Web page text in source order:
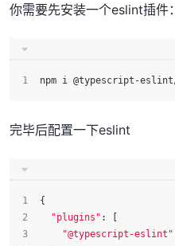
你需要先安装一个eslint插件：
npm i @typescript-
完毕后配置一下eslint
{
"plugins" : [
"@typescript-eslint"